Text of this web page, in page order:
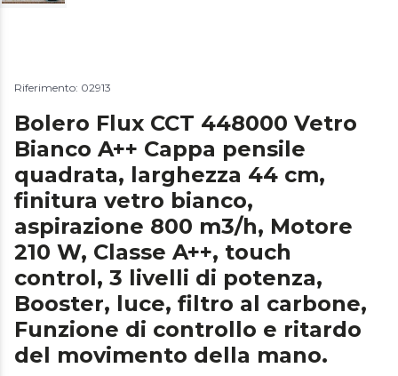
Riferimento: 02913
Bolero Flux CCT 448000 Vetro
Bianco A++ Cappa pensile
quadrata, larghezza 44 cm,
finitura vetro bianco,
aspirazione 800 m3/h, Motore
210 W, Classe A++, touch
control, 3 livelli di potenza,
Booster, luce, filtro al carbone,
Funzione di controllo e ritardo
del movimento della mano.